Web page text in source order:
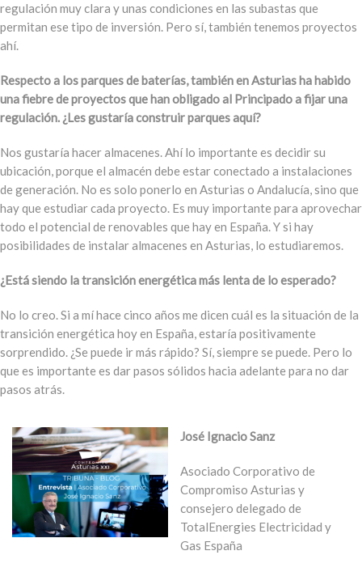
regulación muy clara y unas condiciones en las subastas que
permitan ese tipo de inversión. Pero sí, también tenemos proyectos
ahí.
Respecto a los parques de baterías, también en Asturias ha habido
una fiebre de proyectos que han obligado al Principado a fijar una
regulación. ¿Les gustaría construir parques aquí?
Nos gustaría hacer almacenes. Ahí lo importante es decidir su
ubicación, porque el almacén debe estar conectado a instalaciones
de generación. No es solo ponerlo en Asturias o Andalucía, sino que
hay que estudiar cada proyecto. Es muy importante para aprovechar
todo el potencial de renovables que hay en España. Y si hay
posibilidades de instalar almacenes en Asturias, lo estudiaremos.
¿Está siendo la transición energética más lenta de lo esperado?
No lo creo. Si a mí hace cinco años me dicen cuál es la situación de la
transición energética hoy en España, estaría positivamente
sorprendido. ¿Se puede ir más rápido? Sí, siempre se puede. Pero lo
que es importante es dar pasos sólidos hacia adelante para no dar
pasos atrás.
José Ignacio Sanz
Asociado Corporativo de
Compromiso Asturias y
consejero delegado de
TotalEnergies Electricidad y
Gas España